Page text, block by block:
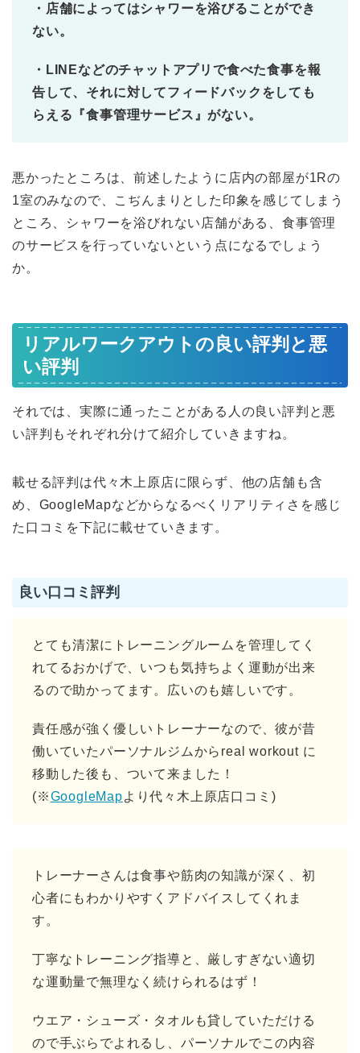
・店舗によってはシャワーを浴びることができ
ない。
・LINEなどのチャットアプリで食べた食事を報
告して、それに対してフィードバックをしても
らえる『食事管理サービス』がない。
悪かったところは、前述したように店内の部屋が1Rの
1室のみなので、こぢんまりとした印象を感じてしまう
ところ、シャワーを浴びれない店舗がある、食事管理
のサービスを行っていないという点になるでしょう
か。
リアルワークアウトの良い評判と悪
い評判
それでは、実際に通ったことがある人の良い評判と悪
い評判もそれぞれ分けて紹介していきますね。
載せる評判は代々木上原店に限らず、他の店舗も含
め、GoogleMapなどからなるべくリアリティさを感じ
た口コミを下記に載せていきます。
良い口コミ評判
とても清潔にトレーニングルームを管理してく
れてるおかげで、いつも気持ちよく運動が出来
るので助かってます。広いのも嬉しいです。
責任感が強く優しいトレーナーなので、彼が昔
働いていたパーソナルジムからreal workout に
移動した後も、ついて来ました！
(※GoogleMapより代々木上原店口コミ)
トレーナーさんは食事や筋肉の知識が深く、初
心者にもわかりやすくアドバイスしてくれま
す。
丁寧なトレーニング指導と、厳しすぎない適切
な運動量で無理なく続けられるはず！
ウエア・シューズ・タオルも貸していただける
ので手ぶらでよれるし、パーソナルでこの内容